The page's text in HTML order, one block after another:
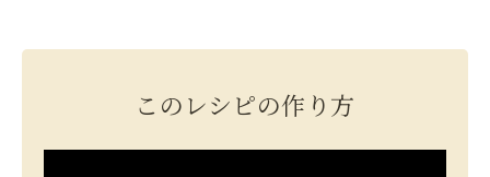
このレシピの作り方